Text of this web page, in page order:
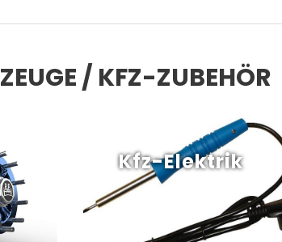
/ KFZ-ZUBEHÖR
Kfz-Elektrik